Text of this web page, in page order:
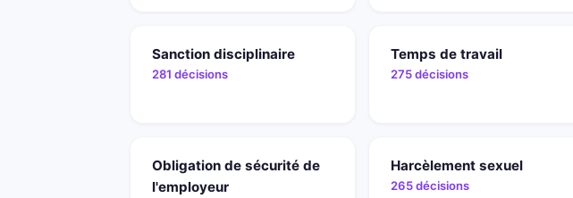
Sanction disciplinaire
281 décisions
Temps de travail
275 décisions
Obligation de sécurité de
l'employeur
Harcèlement sexuel
265 décisions